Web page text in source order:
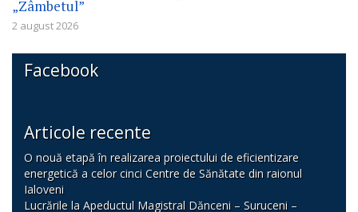
„Zâmbetul”
2 august 2026
Facebook
Articole recente
O nouă etapă în realizarea proiectului de eficientizare
energetică a celor cinci Centre de Sănătate din raionul
Ialoveni
Lucrările la Apeductul Magistral Dănceni – Suruceni –